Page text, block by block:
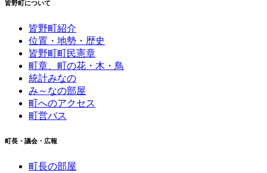
皆野町について
皆野町紹介
位置・地勢・歴史
皆野町町民憲章
町章、町の花・木・鳥
統計みなの
み～なの部屋
町へのアクセス
町営バス
町長・議会・広報
町長の部屋